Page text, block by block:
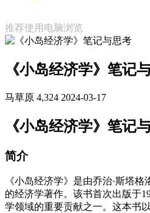
推荐使用电脑浏览
《小岛经济学》笔记
马草原 4,324 2024-03-17
《小岛经济学》笔记
简介
《小岛经济学》是由乔治·斯塔格
的经济学著作。该书首次出版于
学领域的重要贡献之一。这本书